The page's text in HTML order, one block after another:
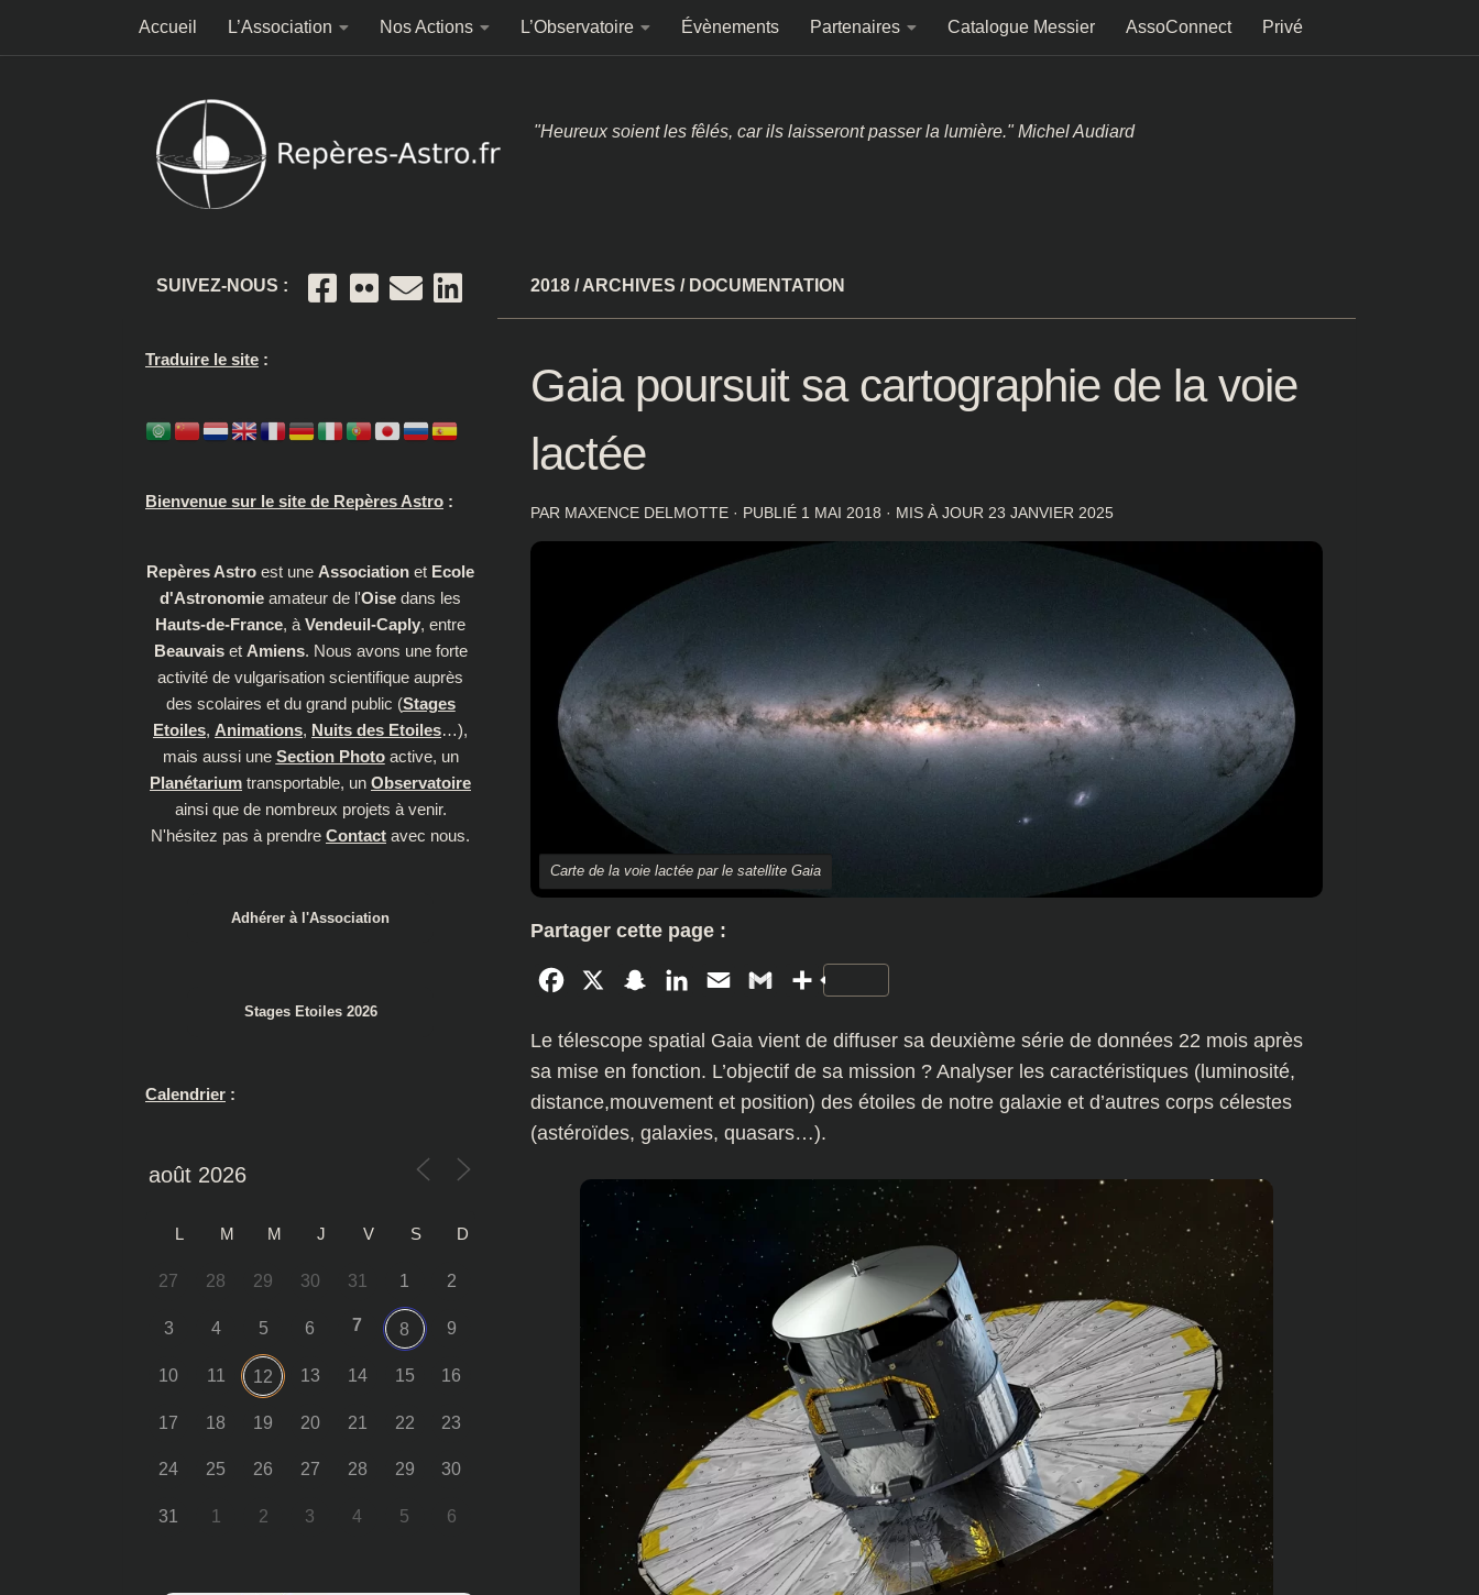
Skip to contentAccueil L’Association Nos Actions L’Observatoire Évènements Partenaires Catalogue Messier AssoConnect Privé
"Heureux soient les fêlés, car ils laisseront passer la lumière." Michel Audiard
2018 / ARCHIVES / DOCUMENTATION
Gaia poursuit sa cartographie de la voie
lactée
PAR MAXENCE DELMOTTE · PUBLIÉ 1 MAI 2018 · MIS À JOUR 23 JANVIER 2025
Carte de la voie lactée par le satellite Gaia
Partager cette page :
Facebook SnapchatLinkedInEmail GmailPartager
Le télescope spatial Gaia vient de diffuser sa deuxième série de données 22 mois après
sa mise en fonction. L’objectif de sa mission ? Analyser les caractéristiques (luminosité,
distance,mouvement et position) des étoiles de notre galaxie et d’autres corps célestes
(astéroïdes, galaxies, quasars…).
SUIVEZ-NOUS :
Traduire le site :
Bienvenue sur le site de Repères Astro :
Repères Astro est une Association et Ecole
d'Astronomie amateur de l'Oise dans les
Hauts-de-France, à Vendeuil-Caply, entre
Beauvaiset Amiens. Nous avons une forte
activité de vulgarisation scientifique auprès
des scolaires et du grand public (Stages
Etoiles, Animations, Nuits des Etoiles…),
mais aussi une Section Photoactive, un
Planétarium transportable, un Observatoire
ainsi que de nombreux projets à venir.
N'hésitez pas à prendre Contact avec nous.
Adhérer à l'Association
Stages Etoiles 2026
Calendrier :
L M M J V S D
27 28 29 30 31 1 2
3 4 5 6 7 8 9
10 11 12 13 14 15 16
17 18 19 20 21 22 23
24 25 26 27 28 29 30
31 1 2 3 4 5 6